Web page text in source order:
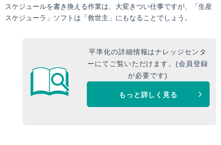
スケジュールを書き換える作業は、大変きつい仕事ですが、「生産
スケジューラ」ソフトは「救世主」にもなることでしょう。
平準化の詳細情報はナレッジセンタ
ーにてご覧いただけます。(会員登録
が必要です)
もっと詳しく見る